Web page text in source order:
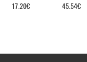
17.20€
45.54€